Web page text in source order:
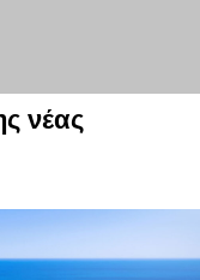
νέας